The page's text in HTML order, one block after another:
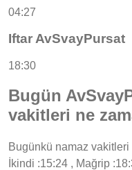
04:27
Iftar AvSvayPursat
18:30
Bugün
vakitleri ne
Bugünkü namaz
İkindi :15:24 , Mağrip